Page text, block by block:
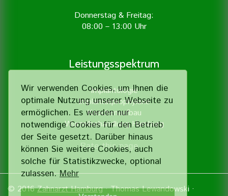
Wir verwenden Cookies, um Ihnen die
optimale Nutzung unserer Webseite zu
ermöglichen. Es werden nur
notwendige Cookies für den Betrieb
der Seite gesetzt. Darüber hinaus
können Sie weitere Cookies, auch
solche für Statistik­zwecke, optional
zulassen.Mehr
Donnerstag & Freitag:
08:00 – 13:00 Uhr
Leistungsspektrum
Implantologie
Implantatprophylaxe
Knochenaufbau
Wurzelbehandlung Hamburg
Rate this page
© 2016Zahnarzt Hamburg· Thomas Lewandowski ·